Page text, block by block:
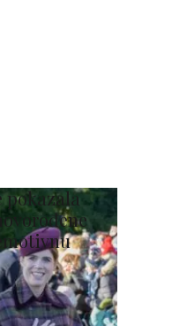
pokazala